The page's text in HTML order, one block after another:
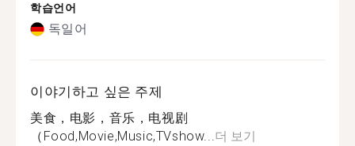
학습언어
독일어
이야기하고 싶은 주제
美食，电影，音乐，电视剧
（Food,Movie,Music,TVshow...더 보기